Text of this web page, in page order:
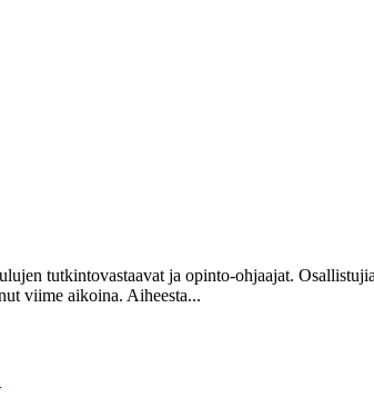
tutkintovastaavat ja opinto-ohjaajat.
viime ­aikoina. ­Aiheesta...